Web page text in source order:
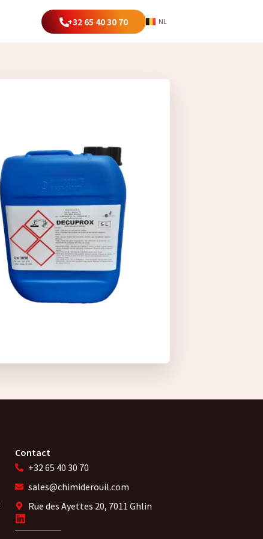
NL
FR
+32 65 40 30 70
Contact
+32 65 40 30 70
sales@chimiderouil.com
Rue des Ayettes 20, 7011 Ghlin